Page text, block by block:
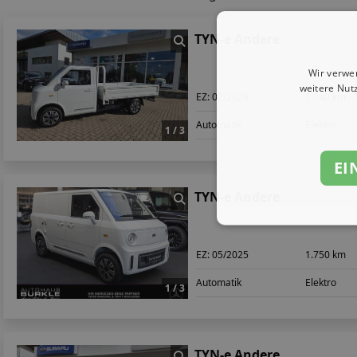
1 / 3
TYN-e Andere
EZ:02/2026
Automatik
1 / 3
TYN-e Andere
EZ:05/2025 1.750 km
Automatik Elektro
Wir
weitere